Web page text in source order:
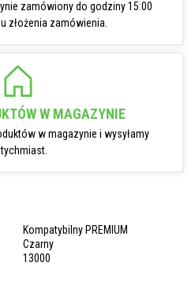
zamówiony do godziny 15:00
złożenia zamówienia.
W MAGAZYNIE
w magazynie i wysyłamy
Kompatybilny PREMIUM
Czarny
13000